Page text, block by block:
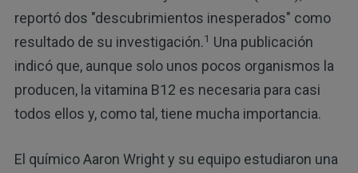
reportó dos "descubrimientos inesperados" como
resultado de su investigación.1 Una publicación
indicó que, aunque solo unos pocos organismos la
producen, la vitamina B12 es necesaria para casi
todos ellos y, como tal, tiene mucha importancia.
El químico Aaron Wright y su equipo estudiaron una